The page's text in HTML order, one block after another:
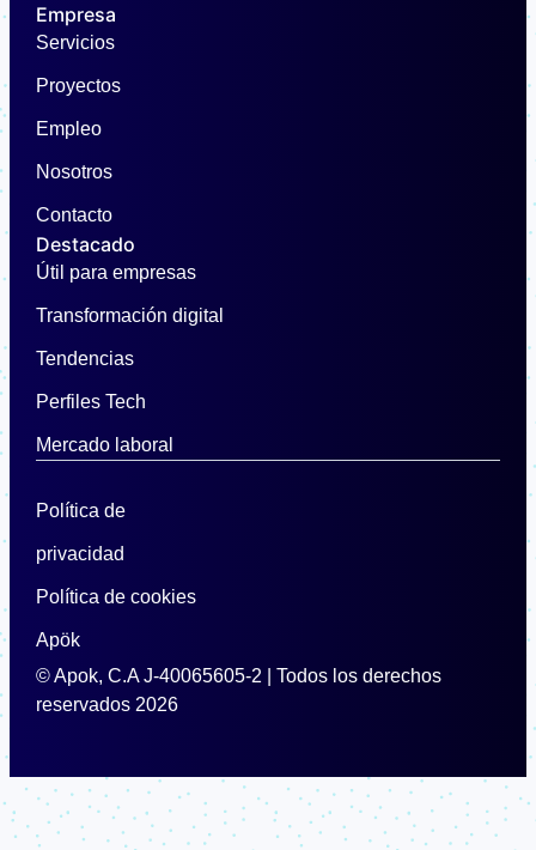
c
e
b
o
o
k
s
t
g
r
a
m
Empresa
Servicios
Proyectos
Empleo
Nosotros
Contacto
Destacado
Útil para empresas
Transformación digital
Tendencias
Perfiles Tech
Mercado laboral
© Apok, C.A J-40065605-2 | Todos los derechos
reservados 2026
Política de
privacidad
Política de cookies
Apök